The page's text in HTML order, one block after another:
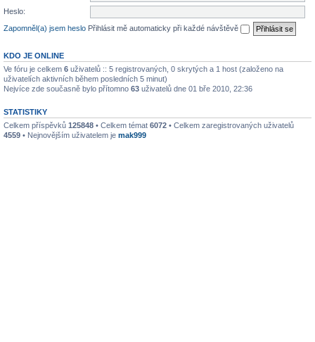
Heslo:
Zapomněl(a) jsem heslo Přihlásit mě automaticky při každé návštěvě
KDO JE ONLINE
Ve fóru je celkem 6 uživatelů :: 5 registrovaných, 0 skrytých a 1 host (založeno na
uživatelích aktivních během posledních 5 minut)
Nejvíce zde současně bylo přítomno 63 uživatelů dne 01 bře 2010, 22:36
STATISTIKY
Celkem příspěvků 125848 • Celkem témat 6072 • Celkem zaregistrovaných uživatelů
4559 • Nejnovějším uživatelem je mak999